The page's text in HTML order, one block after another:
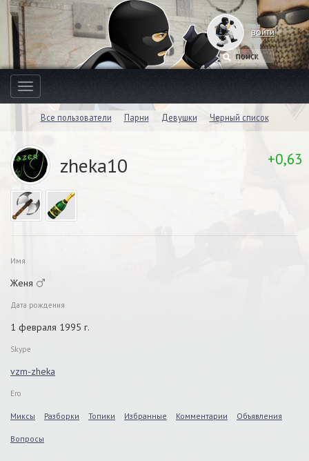
войти
Toggle
navigation
Все пользователи Парни Девушки Черный список
zheka10 +0,63
Имя
Женя
Дата рождения
1 февраля 1995 г.
Skype
vzm-zheka
Его
Миксы Разборки Топики Избранные Комментарии Объявления
Вопросы